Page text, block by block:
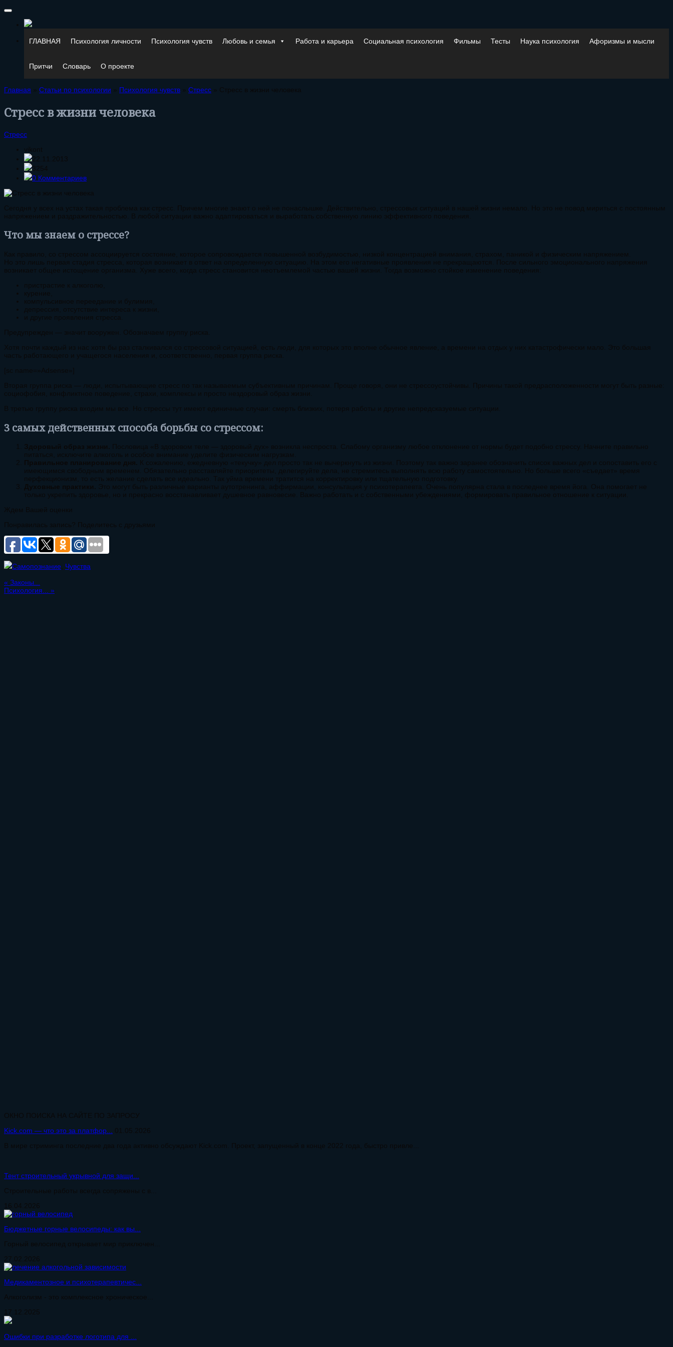
ГЛАВНАЯ Психология личности Психология чувств Любовь и семья Работа и карьера Социальная психология Фильмы Тесты Наука психология Афоризмы и мысли
Притчи Словарь О проекте
Главная » Статьи по психологии » Психология чувств » Стресс » Стресс в жизни человека
Стресс в жизни человека
Стресс
vikont
22.11.2013
3254
0 Комментариев
Сегодня у всех на устах такая проблема как стресс. Причем многие знают о ней не понаслышке. Действительно, стрессовых ситуаций в нашей жизни немало. Но это не повод мириться с постоянным
напряжением и раздражительностью. В любой ситуации важно адаптироваться и выработать собственную линию эффективного поведения.
Что мы знаем о стрессе?
Как правило, со стрессом ассоциируется состояние, которое сопровождается повышенной возбудимостью, низкой концентрацией внимания, страхом, паникой и физическим напряжением.
Но это лишь первая стадия стресса, которая возникает в ответ на определенную ситуацию. На этом его негативные проявления не прекращаются. После сильного эмоционального напряжения
возникает общее истощение организма. Хуже всего, когда стресс становится неотъемлемой частью вашей жизни. Тогда возможно стойкое изменение поведения:
пристрастие к алкоголю,
курение,
компульсивное переедание и булимия,
депрессия, отсутствие интереса к жизни,
и другие проявления стресса.
Предупрежден — значит вооружен. Обозначаем группу риска.
Хотя почти каждый из нас хотя бы раз сталкивался со стрессовой ситуацией, есть люди, для которых это вполне обычное явление, а времени на отдых у них катастрофически мало. Это большая
часть работающего и учащегося населения и, соответственно, первая группа риска.
[sc name=»Adsense»]
Вторая группа риска — люди, испытывающие стресс по так называемым субъективным причинам. Проще говоря, они не стрессоустойчивы. Причины такой предрасположенности могут быть разные:
социофобия, конфликтное поведение, страхи, комплексы и просто нездоровый образ жизни.
В третью группу риска входим мы все. Но стрессы тут имеют единичные случаи: смерть близких, потеря работы и другие непредсказуемые ситуации.
3 самых действенных способа борьбы со стрессом:
Здоровый образ жизни.
Пословица «В здоровом теле — здоровый дух» возникла неспроста. Слабому организму любое отклонение от нормы будет подобно стрессу. Начните правильно
питаться, исключите алкоголь и особое внимание уделите физическим нагрузкам.
Правильное планирование дня.
К сожалению, ежедневную «текучку» дел просто так не вычеркнуть из жизни. Поэтому так важно заранее обозначить список важных дел и сопоставить его с
имеющимся свободным временем. Обязательно расставляйте приоритеты, делегируйте дела, не стремитесь выполнять всю работу самостоятельно. Но больше всего «съедает» время
перфекционизм, то есть желание сделать все идеально. Так уйма времени тратится на корректировку или тщательную подготовку.
Духовные практики.
Это могут быть различные варианты аутотренинга, аффирмации, консультация у психотерапевта. Очень популярна стала в последнее время йога. Она помогает не
только укрепить здоровье, но и прекрасно восстанавливает душевное равновесие. Важно работать и с собственными убеждениями, формировать правильное отношение к ситуации.
Ждем Вашей оценки
Понравилась запись? Поделитесь с друзьями
Самопознание Чувства
« Законы...
Психология... »
ОКНО ПОИСКА НА САЙТЕ ПО ЗАПРОСУ
Kick.com — что это за платфор...
01.05.2026
В мире стриминга последние два года активно обсуждают Kick.com. Проект, запущенный в конце 2022 года, быстро привле...
Тент строительный укрывной для защи...
Строительные работы всегда сопряжены с в...
16.04.2026
Бюджетные горные велосипеды: как вы...
Горный велосипед открывает мир приключен...
27.02.2026
Медикаментозное и психотерапевтичес...
Алкоголизм - это комплексное хроническое...
17.12.2025
Ошибки при разработке логотипа для ...